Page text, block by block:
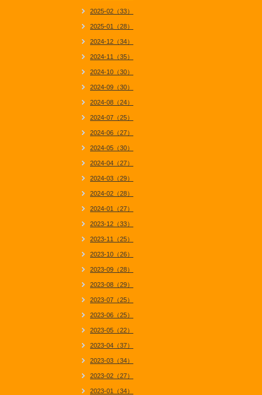
2025-02（33）
2025-01（28）
2024-12（34）
2024-11（35）
2024-10（30）
2024-09（30）
2024-08（24）
2024-07（25）
2024-06（27）
2024-05（30）
2024-04（27）
2024-03（29）
2024-02（28）
2024-01（27）
2023-12（33）
2023-11（25）
2023-10（26）
2023-09（28）
2023-08（29）
2023-07（25）
2023-06（25）
2023-05（22）
2023-04（37）
2023-03（34）
2023-02（27）
2023-01（34）